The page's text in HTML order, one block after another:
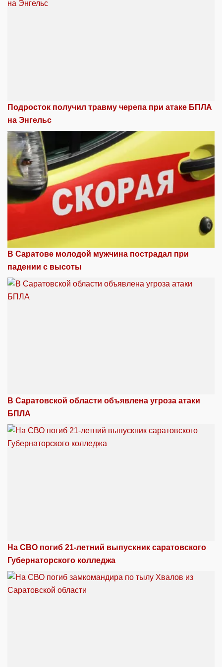
Подросток получил травму черепа при атаке БПЛА
на Энгельс
В Саратове молодой мужчина пострадал при
падении с высоты
В Саратовской области объявлена угроза атаки
БПЛА
На СВО погиб 21-летний выпускник саратовского
Губернаторского колледжа